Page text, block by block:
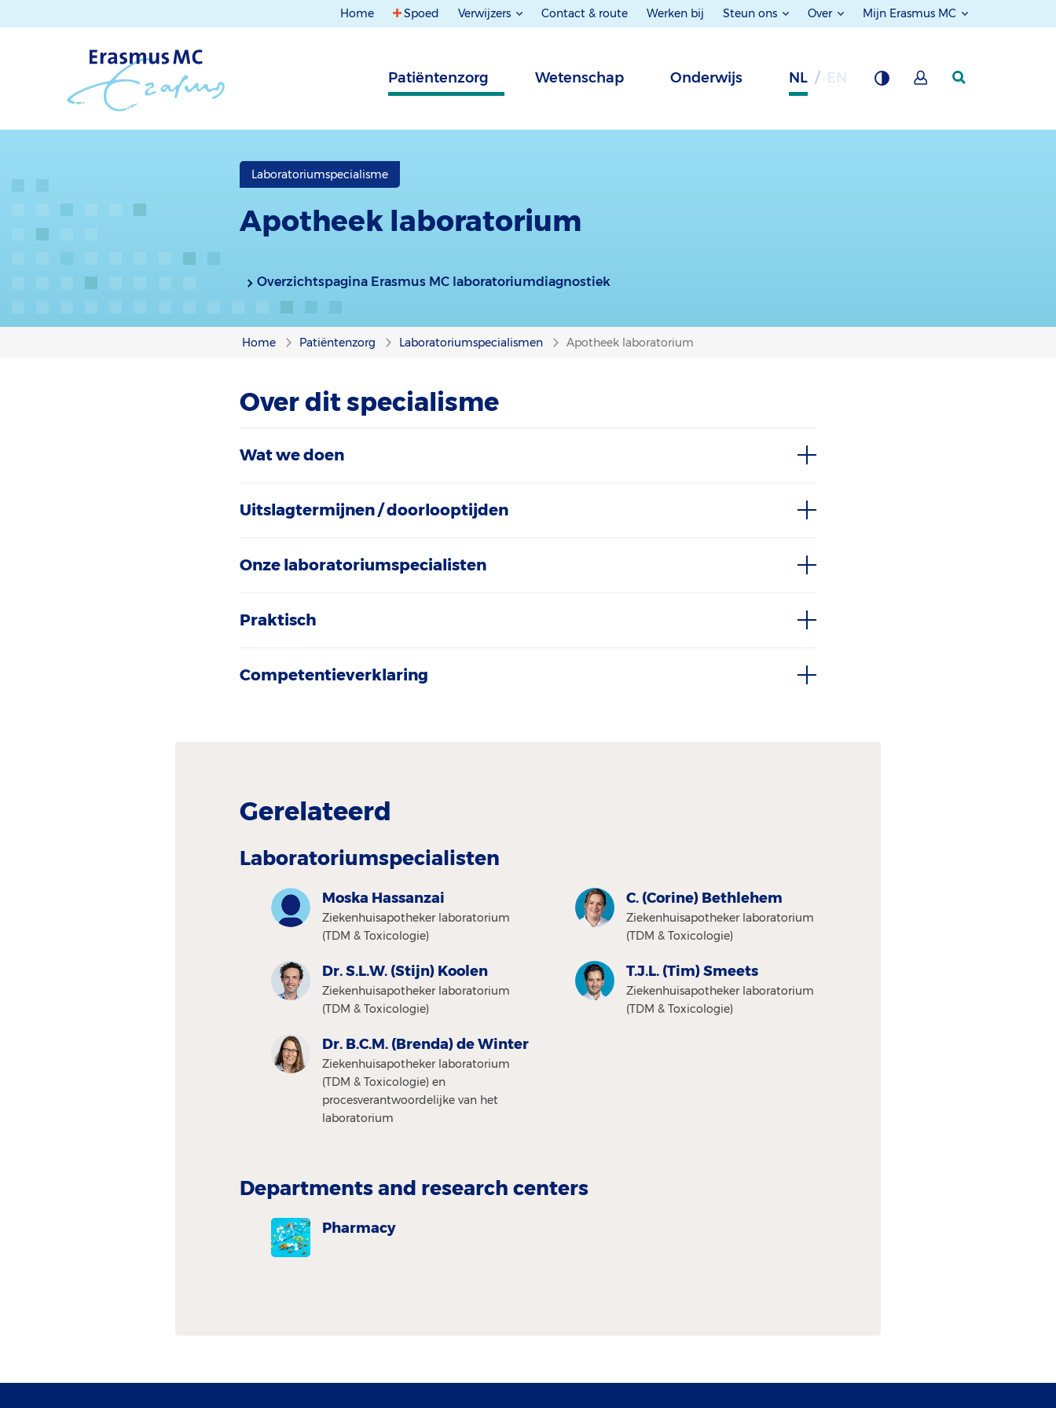
Home Spoed Verwijzers Contact & route Werken bij Steun ons Over Mijn Erasmus MC
Patiëntenzorg Wetenschap Onderwijs NL
Laboratoriumspecialisme
Apotheek laboratorium
Overzichtspagina Erasmus MC laboratoriumdiagnostiek
Home Patiëntenzorg Laboratoriumspecialismen Apotheek laboratorium
Over dit specialisme
Wat we doen
Uitslagtermijnen / doorlooptijden
Onze laboratoriumspecialisten
Praktisch
Competentieverklaring
Gerelateerd
Laboratoriumspecialisten
Moska Hassanzai
Ziekenhuisapotheker laboratorium
(TDM & Toxicologie)
C. (Corine) Bethlehem
Ziekenhuisapotheker laboratorium
(TDM & Toxicologie)
Dr. S.L.W. (Stijn) Koolen
Ziekenhuisapotheker laboratorium
(TDM & Toxicologie)
T.J.L. (Tim) Smeets
Ziekenhuisapotheker laboratorium
(TDM & Toxicologie)
Dr. B.C.M. (Brenda) de Winter
Ziekenhuisapotheker laboratorium
(TDM & Toxicologie) en
procesverantwoordelijke van het
laboratorium
Departments and research centers
Pharmacy